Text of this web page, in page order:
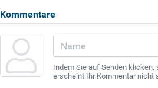
Kommentare
Indem Sie auf Senden
erscheint Ihr Kommentar nicht